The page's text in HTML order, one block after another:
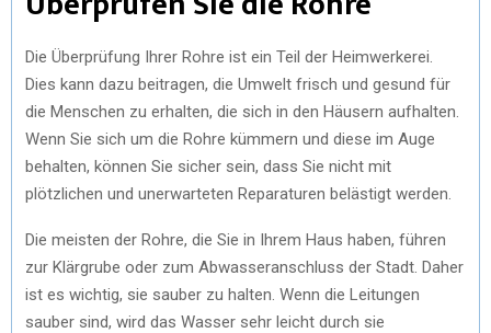
Die Überprüfung Ihrer Rohre ist ein Teil der Heimwerkerei.
Dies kann dazu beitragen, die Umwelt frisch und gesund für
die Menschen zu erhalten, die sich in den Häusern aufhalten.
Wenn Sie sich um die Rohre kümmern und diese im Auge
behalten, können Sie sicher sein, dass Sie nicht mit
plötzlichen und unerwarteten Reparaturen belästigt werden.
Die meisten der Rohre, die Sie in Ihrem Haus haben, führen
zur Klärgrube oder zum Abwasseranschluss der Stadt. Daher
ist es wichtig, sie sauber zu halten. Wenn die Leitungen
sauber sind, wird das Wasser sehr leicht durch sie